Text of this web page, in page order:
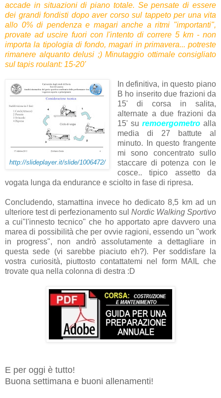
accade in situazioni di piano totale. Se pensate di essere
dei grandi fondisti dopo aver corso sul tappeto per una vita
allo 0% di pendenza e magari anche a ritmi "importanti",
provate ad uscire fuori con l'intento di correre 5 km - non
importa la tipologia di fondo, magari in primavera... potreste
rimanere alquanto delusi ;) Minutaggio ottimale consigliato
sul tapis roulant: 15-20'
http://slideplayer.it/slide/1006472/
In definitiva, in questo piano
B ho inserito due frazioni da
15' di corsa in salita,
alternate a due frazioni da
15' su remoergometroalla
media di 27 battute al
minuto. In questo frangente
mi sono concentrato sullo
staccare di potenza con le
cosce.. tipico assetto da
vogata lunga da endurance e sciolto in fase di ripresa.
Concludendo, stamattina invece ho dedicato 8,5 km ad un
ulteriore test di perfezionamento sul Nordic Walking Sportivo
a cui"l'innesto tecnico" che ho apportato apre davvero una
marea di possibilità che per ovvie ragioni, essendo un "work
in progress", non andrò assolutamente a dettagliare in
questa sede (vi sarebbe piaciuto eh?). Per soddisfare la
vostra curiosità, piuttosto contattatemi nel form MAIL che
trovate qua nella colonna di destra :D
E per oggi è tutto!
Buona settimana e buoni allenamenti!